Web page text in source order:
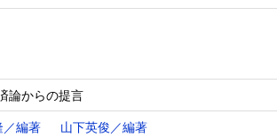
論からの提言
／編著 山下英俊／編著